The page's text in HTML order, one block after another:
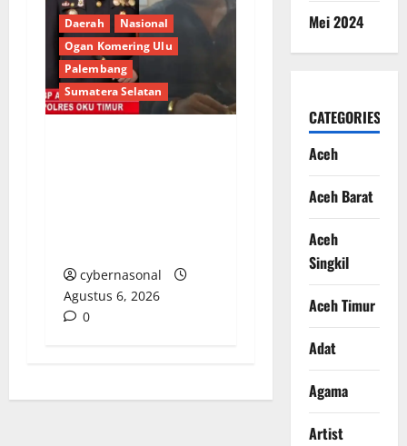
Daerah
Nasional
Ogan Komering Ulu
Palembang
Sumatera Selatan
cybernasonal
Agustus 6, 2026
0
Mei 2024
CATEGORIES
Aceh
Aceh Barat
Aceh
Singkil
Aceh Timur
Adat
Agama
Artist